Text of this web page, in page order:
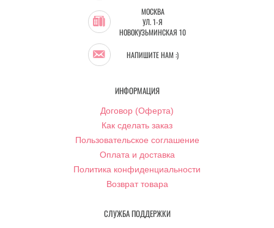
МОСКВА
УЛ. 1-Я
НОВОКУЗЬМИНСКАЯ 10
НАПИШИТЕ НАМ :)
ИНФОРМАЦИЯ
Договор (Оферта)
Как сделать заказ
Пользовательское соглашение
Оплата и доставка
Политика конфиденциальности
Возврат товара
СЛУЖБА ПОДДЕРЖКИ